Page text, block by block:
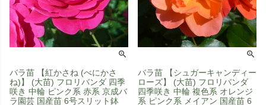
バラ苗 【紅かさね (べにかさ
ね)】 (大苗) フロリバンダ 四季
咲き 中輪 ピンク系 赤系 京成バ
ラ園芸 国産苗 6号スリット鉢
バラ苗 【シュガーキャンディー
ローズ】 (大苗) フロリバンダ
四季咲き 中輪 複色系 オレンジ
系 ピンク系 メイアン 国産苗 6